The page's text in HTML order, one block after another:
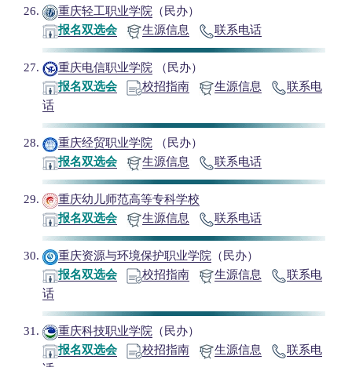
重庆轻工职业学院 （民办）
报名双选会
生源信息 联系电话
重庆电信职业学院 （民办）
报名双选会
校招指南 生源信息
联系电
话
重庆经贸职业学院 （民办）
报名双选会
生源信息 联系电话
重庆幼儿师范高等专科学校
报名双选会
生源信息 联系电话
重庆资源与环境保护职业学院 （民办）
报名双选会
校招指南 生源信息
联系电
话
重庆科技职业学院 （民办）
报名双选会
校招指南 生源信息
联系电